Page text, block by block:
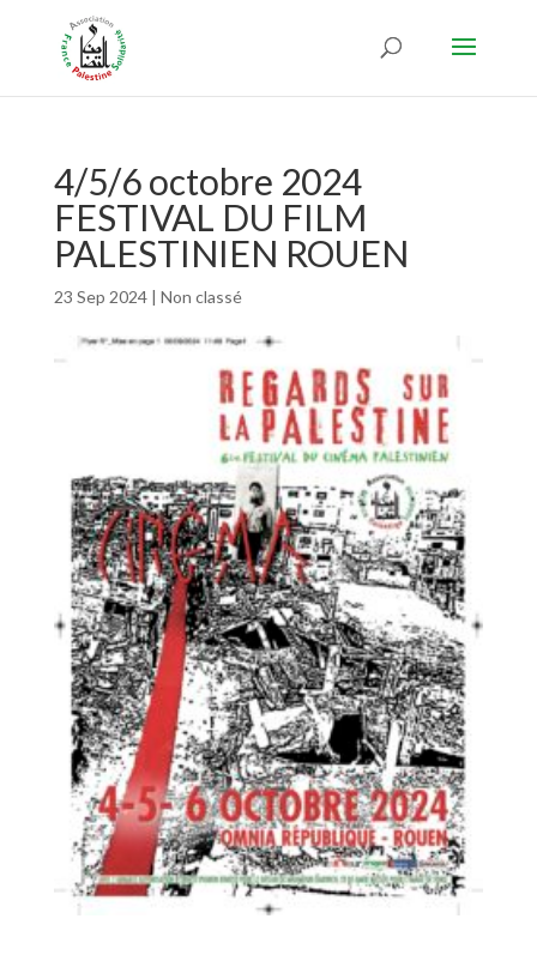
4/5/6 octobre 2024
FESTIVAL DU FILM
PALESTINIEN ROUEN
23 Sep 2024| Non classé